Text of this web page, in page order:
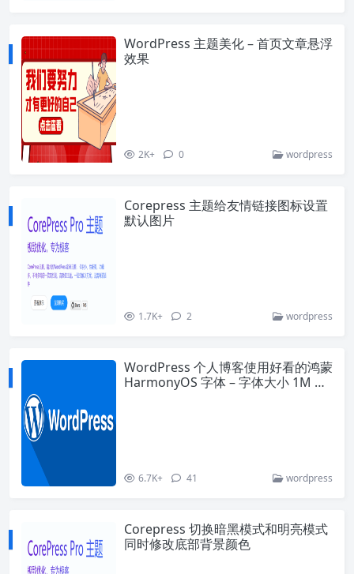
WordPress 主题美化 – 首页文章悬浮
效果
2K+ 0 wordpress
Corepress 主题给友情链接图标设置
默认图片
1.7K+ 2 wordpress
WordPress 个人博客使用好看的鸿蒙
HarmonyOS 字体 – 字体大小 1M 以
6.7K+ 41 wordpress
Corepress 切换暗黑模式和明亮模式
同时修改底部背景颜色